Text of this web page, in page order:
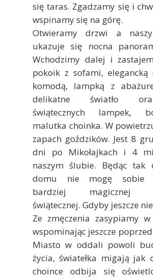
się taras. Zgadzamy się i
wspinamy się na górę.
Otwieramy drzwi a
ukazuje się nocna
Wchodzimy dalej i
pokoik z sofami, elegancką
komodą, lampką z
delikatne światło
świątecznych lampek,
malutka choinka. W
zapach goździków. Jest 8
dni po Mikołajkach i 4
naszym ślubie. Będąc tak
domu nie mogę sobie
bardziej magicznej
świątecznej. Gdyby jeszcze
Ze zmęczenia zasypiamy
wspominając jeszcze
Miasto w oddali powoli
życia, światełka migają jak
choince odbija się